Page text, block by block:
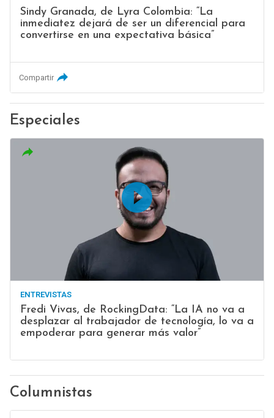
Sindy Granada, de Lyra Colombia: “La
inmediatez dejará de ser un diferencial para
convertirse en una expectativa básica”
Compartir
Especiales
ENTREVISTAS
Fredi Vivas, de RockingData: “La IA no va a
desplazar al trabajador de tecnología, lo va a
empoderar para generar más valor”
Columnistas